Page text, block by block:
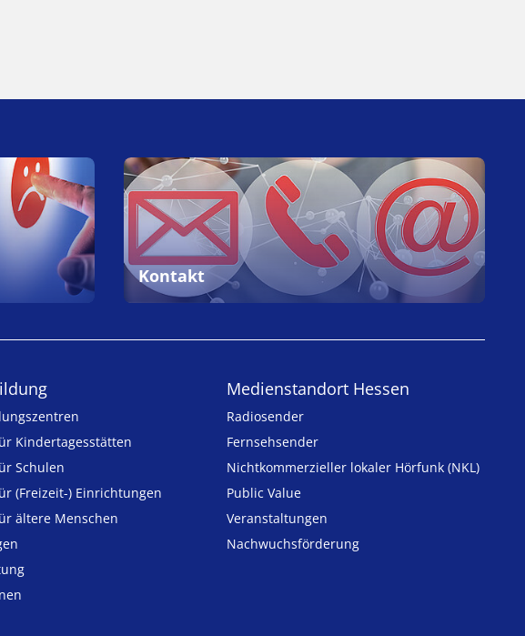
Kontakt
Kinder­tages­stätten
Schulen
(Freizeit-) Ein­rich­tungen
ältere Menschen
Medienstandort Hessen
Radiosender
Fernsehsender
Nicht­kommer­zieller lo­ka­ler Hör­funk (NKL)
Public Value
Veranstaltungen
Nachwuchsförderung